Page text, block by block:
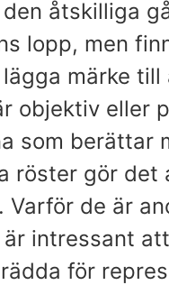
åtskilliga
lopp, men
märke till
objektiv eller
som berättar
röster gör det
Varför de är
intressant
för